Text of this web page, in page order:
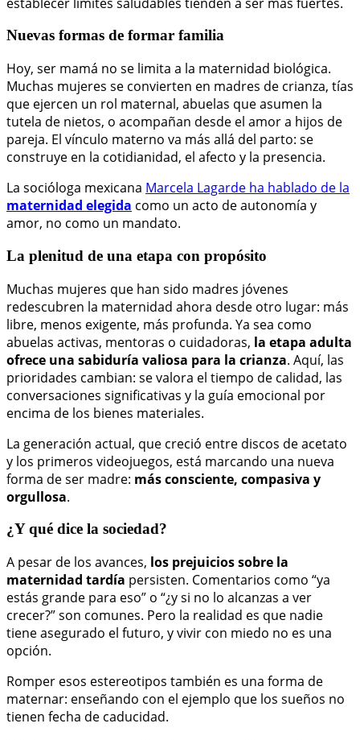
Nuevas formas de formar familia
Hoy, ser mamá no se limita a la maternidad biológica.
Muchas mujeres se convierten en madres de crianza, tías
que ejercen un rol maternal, abuelas que asumen la
tutela de nietos, o acompañan desde el amor a hijos de
pareja. El vínculo materno va más allá del parto: se
construye en la cotidianidad, el afecto y la presencia.
La socióloga mexicana Marcela Lagarde ha hablado de la
maternidad elegida como un acto de autonomía y
amor, no como un mandato.
La plenitud de una etapa con propósito
Muchas mujeres que han sido madres jóvenes
redescubren la maternidad ahora desde otro lugar: más
libre, menos exigente, más profunda. Ya sea como
abuelas activas, mentoras o cuidadoras, la etapa adulta
ofrece una sabiduría valiosa para la crianza. Aquí, las
prioridades cambian: se valora el tiempo de calidad, las
conversaciones significativas y la guía emocional por
encima de los bienes materiales.
La generación actual, que creció entre discos de acetato
y los primeros videojuegos, está marcando una nueva
forma de ser madre: más consciente, compasiva y
orgullosa.
¿Y qué dice la sociedad?
A pesar de los avances, los prejuicios sobre la
maternidad tardía persisten. Comentarios como “ya
estás grande para eso” o “¿y si no lo alcanzas a ver
crecer?” son comunes. Pero la realidad es que nadie
tiene asegurado el futuro, y vivir con miedo no es una
opción.
Romper esos estereotipos también es una forma de
maternar: enseñando con el ejemplo que los sueños no
tienen fecha de caducidad.